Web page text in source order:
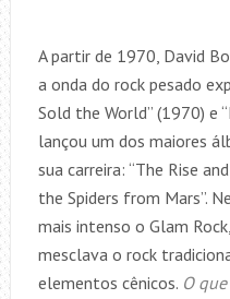
A partir de 1970, David
a onda do rock pesado
Sold the World” (1970) e
lançou um dos maiores
sua carreira: “The Rise
the Spiders from Mars”.
mais intenso o Glam
mesclava o rock
elementos cênicos. O